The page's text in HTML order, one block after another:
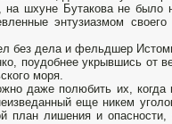
шхуне Бутакова не было
энтузиазмом
без дела и фельдшер
поудобнее укрывшись от
моря.
даже полюбить их,
еще никем
план лишения и